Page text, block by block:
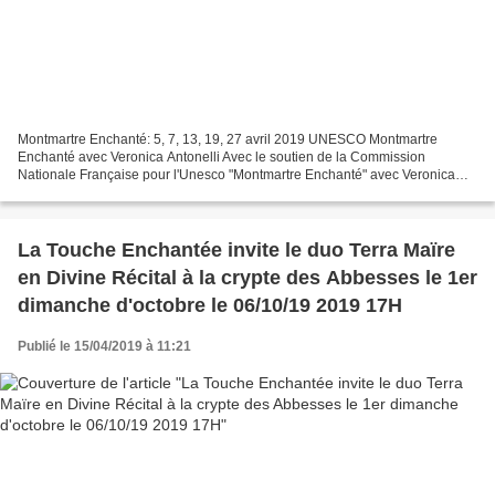
Montmartre Enchanté: 5, 7, 13, 19, 27 avril 2019 UNESCO Montmartre
Enchanté avec Veronica Antonelli Avec le soutien de la Commission
Nationale Française pour l'Unesco "Montmartre Enchanté" avec Veronica
La Touche Enchantée invite le duo Terra Maïre
en Divine Récital à la crypte des Abbesses le 1er
dimanche d'octobre le 06/10/19 2019 17H
Publié le 15/04/2019 à 11:21